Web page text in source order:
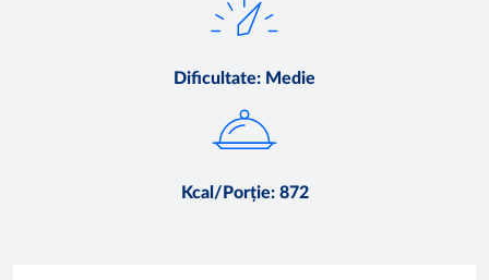
Dificultate: Medie
Kcal/Porție: 872